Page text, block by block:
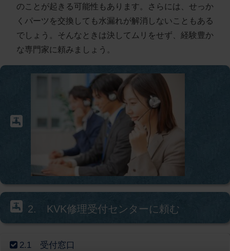
のことが起きる可能性もあります。さらには、せっか
くパーツを交換しても水漏れが解消しないこともある
でしょう。そんなときは決してムリをせず、経験豊か
な専門家に頼みましょう。
2. KVK修理受付センターに頼む
2.1 受付窓口